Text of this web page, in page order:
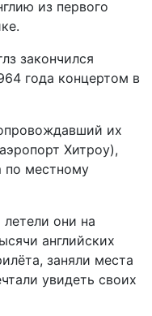
из первого
закончился
года концертом в
их
Хитроу),
по местному
они на
английских
заняли места
увидеть своих